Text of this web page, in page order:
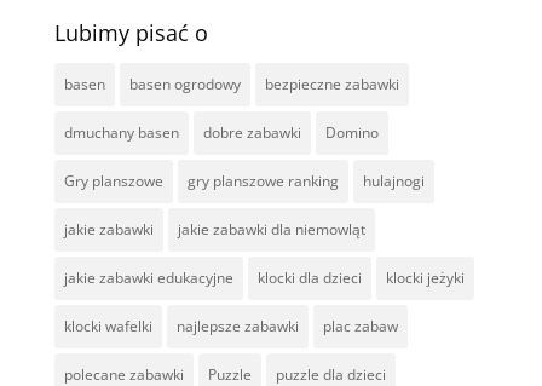
Lubimy pisać o
basen basen ogrodowy bezpieczne zabawki
dmuchany basen dobre zabawki Domino
Gry planszowe gry planszowe ranking hulajnogi
jakie zabawki jakie zabawki dla niemowląt
jakie zabawki edukacyjne klocki dla dzieci klocki jeżyki
klocki wafelki najlepsze zabawki plac zabaw
polecane zabawki Puzzle puzzle dla dzieci